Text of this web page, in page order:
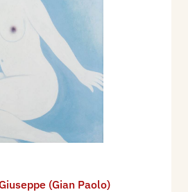
(Gian Paolo)